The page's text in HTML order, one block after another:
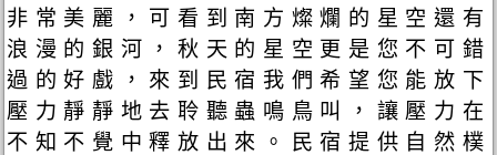
非常美麗，可看到南方燦爛的星空還有
浪漫的銀河，秋天的星空更是您不可錯
過的好戲，來到民宿我們希望您能放下
壓力靜靜地去聆聽蟲鳴鳥叫，讓壓力在
不知不覺中釋放出來。民宿提供自然樸